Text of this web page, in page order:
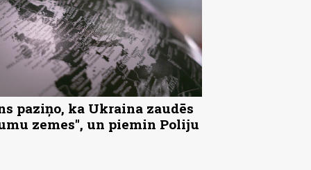
paziņo, ka Ukraina zaudēs
zemes", un piemin Poliju